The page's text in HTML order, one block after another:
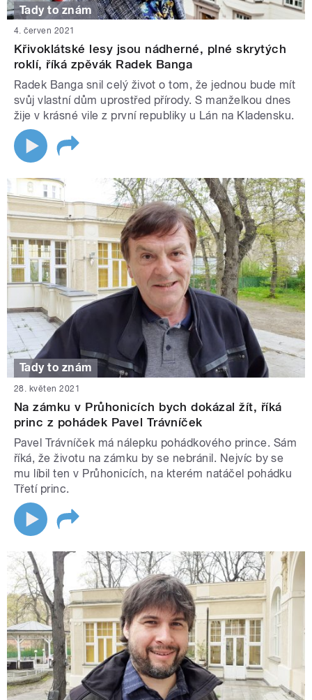
Tady to znám
4. červen 2021
Křivoklátské lesy jsou nádherné, plné skrytých
roklí, říká zpěvák Radek Banga
Radek Banga snil celý život o tom, že jednou bude mít
svůj vlastní dům uprostřed přírody. S manželkou dnes
žije v krásné vile z první republiky u Lán na Kladensku.
Tady to znám
28. květen 2021
Na zámku v Průhonicích bych dokázal žít, říká
princ z pohádek Pavel Trávníček
Pavel Trávníček má nálepku pohádkového prince. Sám
říká, že životu na zámku by se nebránil. Nejvíc by se
mu líbil ten v Průhonicích, na kterém natáčel pohádku
Třetí princ.